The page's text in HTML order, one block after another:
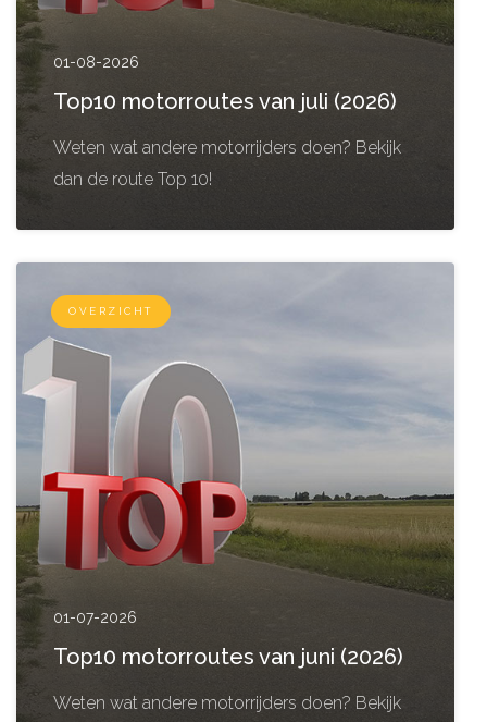
01-08-2026
Top10 motorroutes van juli (2026)
Weten wat andere motorrijders doen? Bekijk
dan de route Top 10!
OVERZICHT
01-07-2026
Top10 motorroutes van juni (2026)
Weten wat andere motorrijders doen? Bekijk